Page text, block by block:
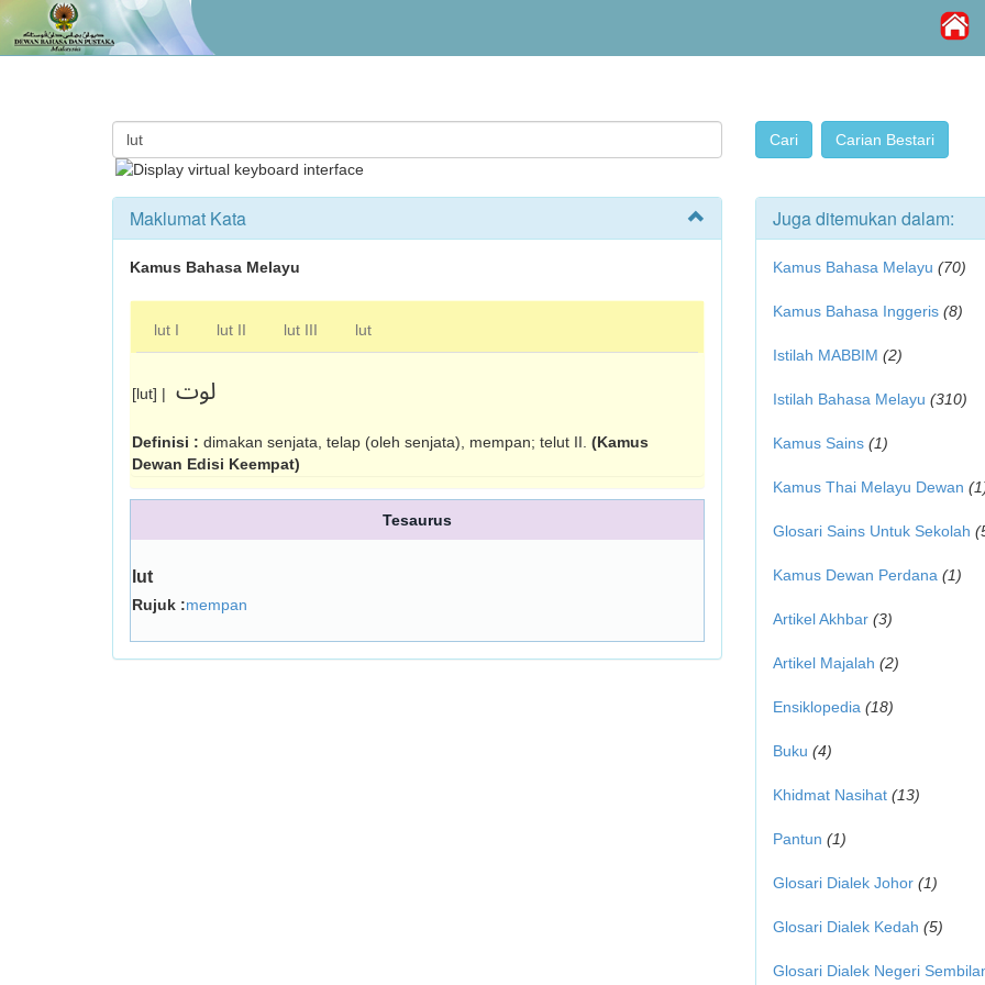
Maklumat Kata
Kamus Bahasa Melayu
lut I lut II lut III lut
[lut] | لوت
Definisi : dimakan senjata, telap (oleh senjata), mempan; telut II. (Kamus
Dewan Edisi Keempat)
Tesaurus
lut
Rujuk :mempan
Juga ditemukan dalam:
Kamus Bahasa Melayu (70)
Kamus Bahasa Inggeris (8)
Istilah MABBIM (2)
Istilah Bahasa Melayu (310)
Kamus Sains (1)
Kamus Thai Melayu Dewan
Glosari Sains Untuk Sekolah
Kamus Dewan Perdana (1)
Artikel Akhbar (3)
Artikel Majalah (2)
Ensiklopedia (18)
Buku (4)
Khidmat Nasihat (13)
Pantun (1)
Glosari Dialek Johor (1)
Glosari Dialek Kedah (5)
Glosari Dialek Negeri